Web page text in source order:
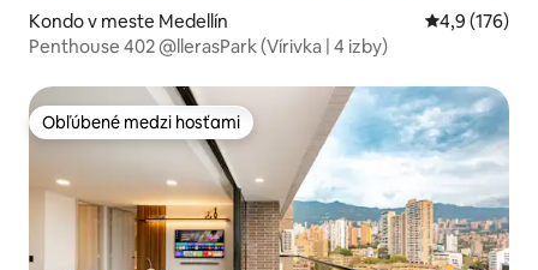
Kondo v meste Medellín Priemerné
4,9 (176)
Penthouse 402 @llerasPark (Vírivka | 4 izby)
Obľúbené medzi hosťami
Obľúbené medzi hosťami